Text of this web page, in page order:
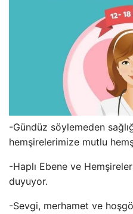
-Gündüz söylemeden
hemşirelerimize mutlu
-Haplı Ebene ve
duyuyor.
-Sevgi, merhamet ve